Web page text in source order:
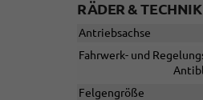
RÄDER & TECHNIK
Antriebsachse
Fahrwerk- und
Felgengröße